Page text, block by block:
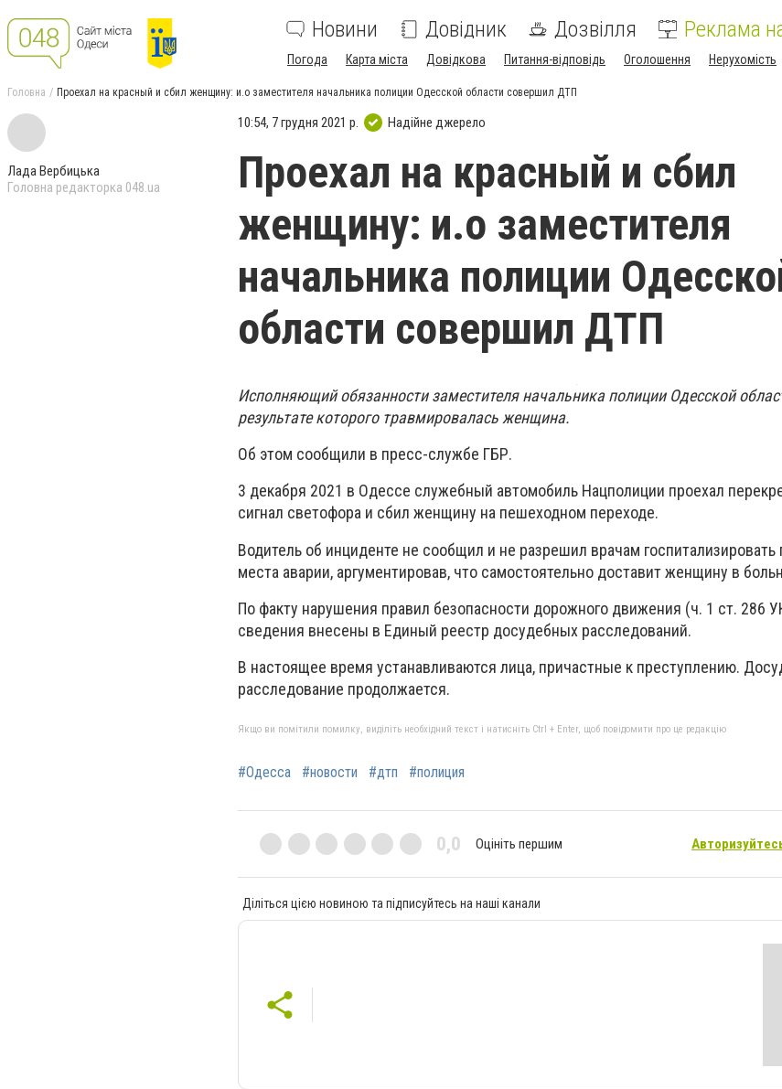
Новини Довідник Дозвілля Реклама
Погода Карта міста Довідкова Питання-відповідь Оголошення Нерухомість
Головна Проехал на красный и сбил женщину: и.о заместителя начальника полиции Одесской области совершил ДТП
Лада Вербицька
Головна редакторка 048.ua
10:54, 7 грудня 2021 р. Надійне джерело
Проехал на красный и сбил
женщину: и.о заместителя
начальника полиции
области совершил ДТП
Исполняющий обязанности заместителя начальника полиции Одесской
результате которого травмировалась женщина.
Об этом сообщили в пресс-службе ГБР.
3 декабря 2021 в Одессе служебный автомобиль Нацполиции проехал
сигнал светофора и сбил женщину на пешеходном переходе.
Водитель об инциденте не сообщил и не разрешил врачам
места аварии, аргументировав, что самостоятельно доставит женщину в
По факту нарушения правил безопасности дорожного движения (ч. 1 ст. 286
сведения внесены в Единый реестр досудебных расследований.
В настоящее время устанавливаются лица, причастные к преступлению.
расследование продолжается.
Якщо ви помітили помилку, виділіть необхідний текст і натисніть Ctrl + Enter, щоб повідомити про це редакцію
#Одесса #новости #дтп #полиция
0,0 Оцініть першим
Діліться цією новиною та підписуйтесь на наші канали